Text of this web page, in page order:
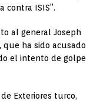
contra ISIS”.
al general Joseph
que ha sido acusado
el intento de golpe
Exteriores turco,